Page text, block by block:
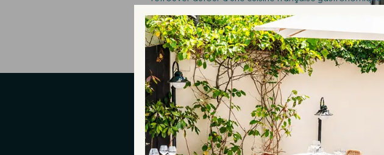
généreuse et ancrée dans les saisons.
Une adresse rare, entre ciel et capitale.
RÉSERVATION